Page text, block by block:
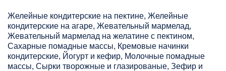
Желейные кондитерские на пектине, Желейные
кондитерские на агаре, Жевательный мармелад,
Жевательный мармелад на желатине с пектином,
Сахарные помадные массы, Кремовые начинки
кондитерские, Йогурт и кефир, Молочные помадные
массы, Сырки творожные и глазированые, Зефир и